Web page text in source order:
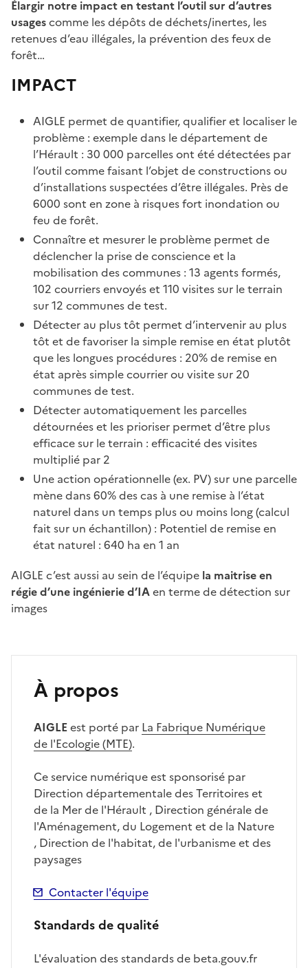
Élargir notre impact en testant l’outil sur d’autres
usagescomme les dépôts de déchets/inertes, les
retenues d’eau illégales, la prévention des feux de
forêt…
IMPACT
AIGLE permet de quantifier, qualifier et localiser le
problème : exemple dans le département de
l’Hérault : 30 000 parcelles ont été détectées par
l’outil comme faisant l’objet de constructions ou
d’installations suspectées d’être illégales. Près de
6000 sont en zone à risques fort inondation ou
feu de forêt.
Connaître et mesurer le problème permet de
déclencher la prise de conscience et la
mobilisation des communes : 13 agents formés,
102 courriers envoyés et 110 visites sur le terrain
sur 12 communes de test.
Détecter au plus tôt permet d’intervenir au plus
tôt et de favoriser la simple remise en état plutôt
que les longues procédures : 20% de remise en
état après simple courrier ou visite sur 20
communes de test.
Détecter automatiquement les parcelles
détournées et les prioriser permet d’être plus
efficace sur le terrain : efficacité des visites
multiplié par 2
Une action opérationnelle (ex. PV) sur une parcelle
mène dans 60% des cas à une remise à l’état
naturel dans un temps plus ou moins long (calcul
fait sur un échantillon) : Potentiel de remise en
état naturel : 640 ha en 1 an
AIGLE c’est aussi au sein de l’équipe la maitrise en
régie d’une ingénierie d’IAen terme de détection sur
images
À propos
AIGLEest porté par La Fabrique Numérique
de l'Ecologie (MTE).
Ce service numérique est sponsorisé par
Direction départementale des Territoires et
de la Mer de l'Hérault , Direction générale de
l'Aménagement, du Logement et de la Nature
, Direction de l'habitat, de l'urbanisme et des
paysages
Contacter l'équipe
Standards de qualité
L'évaluation des standards de beta.gouv.fr